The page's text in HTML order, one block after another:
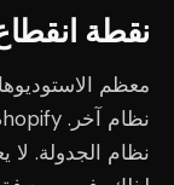
نقطة
معظم
نظام الجدولة. لا